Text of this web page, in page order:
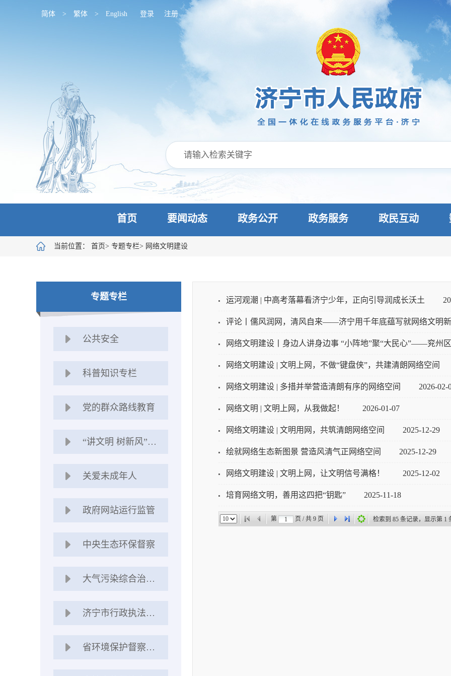
简体 > 繁体 > English 登录 注册
首页 要闻动态 政务公开 政务服务 政民互动
当前位置： 首页> 专题专栏> 网络文明建设
专题专栏
公共安全
科普知识专栏
党的群众路线教育
“讲文明 树新风”公益广告
关爱未成年人
政府网站运行监管
中央生态环保督察
大气污染综合治理强化督查
济宁市行政执法公示专栏
省环境保护督察“回头看”
运河观潮 | 中高考落幕看济宁少年，正向引导润成长沃土
评论丨儒风润网，清风自来——济宁用千年底蕴写就网络文明
网络文明建设丨身边人讲身边事 “小阵地”聚“大民心”——兖州
网络文明建设 | 文明上网，不做“键盘侠”，共建清朗网络空间
网络文明建设 | 多措并举营造清朗有序的网络空间 2026-02-
网络文明 | 文明上网，从我做起！ 2026-01-07
网络文明建设 | 文明用网，共筑清朗网络空间 2025-12-29
绘就网络生态新图景 营造风清气正网络空间 2025-12-29
网络文明建设 | 文明上网，让文明信号满格！ 2025-12-02
培育网络文明，善用这四把“钥匙” 2025-11-18
第 页 / 共 9 页 检索到 85 条记录，显示第 1